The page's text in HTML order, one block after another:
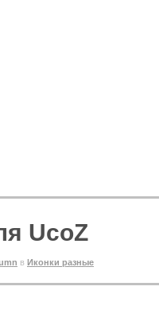
UcoZ
в Иконки разные